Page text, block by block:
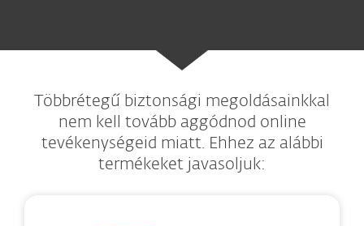
Többrétegű biztonsági megoldásainkkal
nem kell tovább aggódnod online
tevékenységeid miatt. Ehhez az alábbi
termékeket javasoljuk: